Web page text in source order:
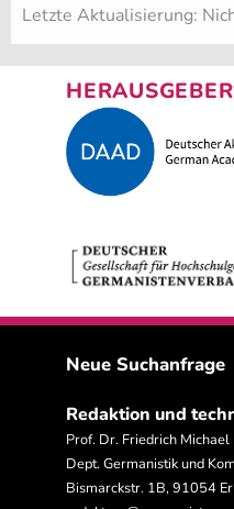
Letzte Aktualisierung:
Neue Suchanfrage
Redaktion und
Prof. Dr. Friedrich
Dept. Germanistik und
Bismarckstr. 1B, 91054